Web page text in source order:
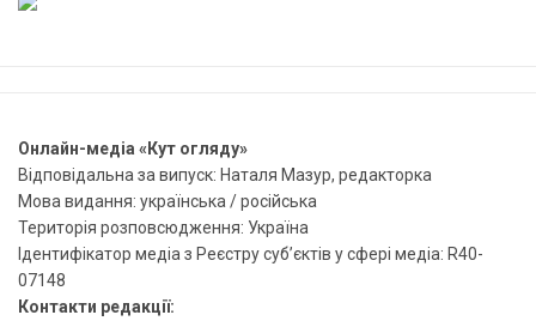
Онлайн-медіа «Кут огляду»
Відповідальна за випуск: Наталя Мазур, редакторка
Мова видання: українська / російська
Територія розповсюдження: Україна
Ідентифікатор медіа з Реєстру суб’єктів у сфері медіа: R40-
07148
Контакти редакції: